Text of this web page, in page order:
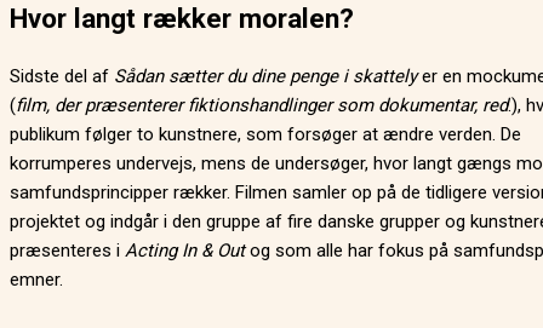
Hvor langt rækker moralen?
Sidste del af Sådan sætter du dine penge i skattelyer en
(film, der præsenterer fiktionshandlinger som dokumentar, red.),
publikum følger to kunstnere, som forsøger at ændre verden. De
korrumperes undervejs, mens de undersøger, hvor langt gængs
samfundsprincipper rækker. Filmen samler op på de tidligere
projektet og indgår i den gruppe af fire danske grupper og
præsenteres i Acting In & Outog som alle har fokus på
emner.